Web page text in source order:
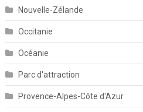
Nouvelle-Zélande
Occitanie
Océanie
Parc d'attraction
Provence-Alpes-Côte d'Azur